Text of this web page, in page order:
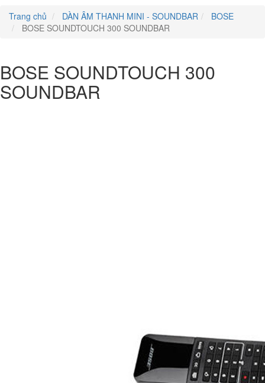
Trang chủ
DÀN ÂM THANH MINI - SOUNDBAR
BOSE
BOSE SOUNDTOUCH 300 SOUNDBAR
BOSE SOUNDTOUCH 300
SOUNDBAR